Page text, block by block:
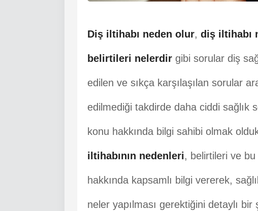
Diş iltihabı neden olur, diş iltihabı
belirtileri nelerdirgibi sorular diş
edilen ve sıkça karşılaşılan sorular
edilmediği takdirde daha ciddi sağlık
konu hakkında bilgi sahibi olmak
iltihabının nedenleri, belirtileri ve bu
hakkında kapsamlı bilgi vererek,
neler yapılması gerektiğini detaylı bir